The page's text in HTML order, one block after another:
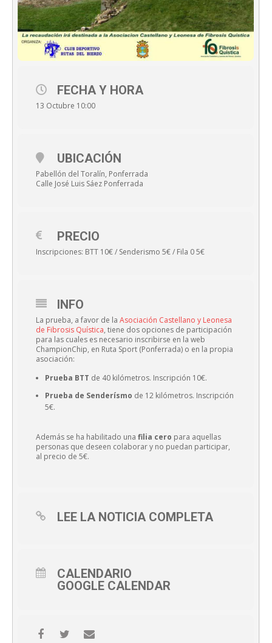
FECHA Y HORA
13 Octubre 10:00
UBICACIÓN
Pabellón del Toralín, Ponferrada
Calle José Luis Sáez Ponferrada
PRECIO
Inscripciones: BTT 10€ / Senderismo 5€ / Fila 0 5€
INFO
La prueba, a favor de la Asociación Castellano y Leonesa
de Fibrosis Quística, tiene dos opciones de participación
para las cuales es necesario inscribirse en la web
ChampionChip, en Ruta Sport (Ponferrada) o en la propia
asociación:
Prueba BTT de 40 kilómetros. Inscripción 10€.
Prueba de Senderísmo de 12 kilómetros. Inscripción
5€.
Además se ha habilitado una filia cero para aquellas
personas que deseen colaborar y no puedan participar,
al precio de 5€.
LEE LA NOTICIA COMPLETA
CALENDARIO
GOOGLE CALENDAR